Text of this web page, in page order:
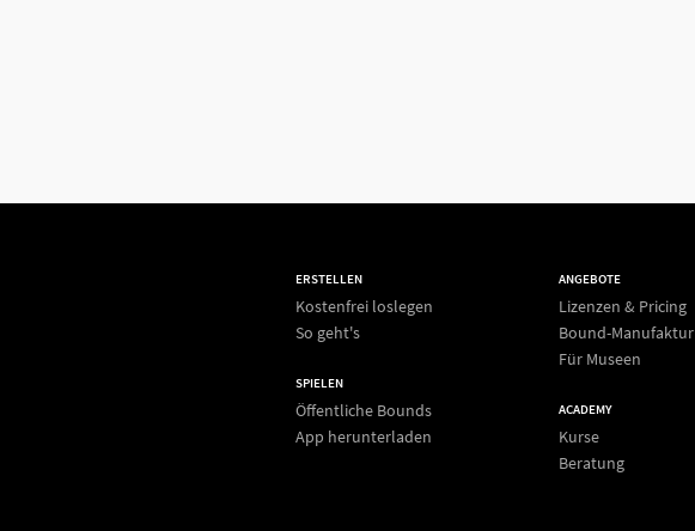
ERSTELLEN
Kostenfrei loslegen
So geht's
SPIELEN
Öffentliche Bounds
App herunterladen
ANGEBOTE
Lizenzen & Pricing
Bound-Manufaktur
Für Museen
ACADEMY
Kurse
Beratung